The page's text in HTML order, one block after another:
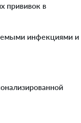
прививок в
инфекциями и